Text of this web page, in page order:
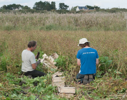
Le radis noir d’automne et